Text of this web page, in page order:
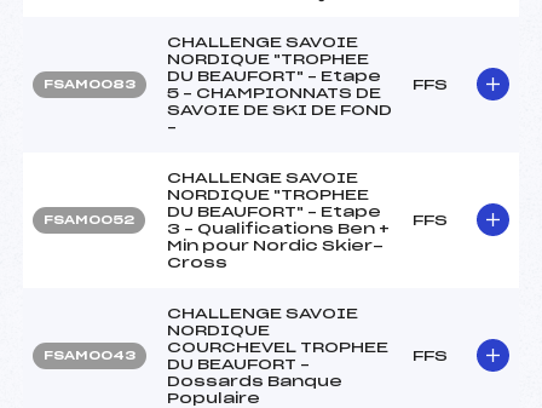
FSAM0083
CHALLENGE SAVOIE
NORDIQUE "TROPHEE
DU BEAUFORT" – Etape
5 – CHAMPIONNATS DE
SAVOIE DE SKI DE FOND
–
FFS
FSAM0052
CHALLENGE SAVOIE
NORDIQUE "TROPHEE
DU BEAUFORT" – Etape
3 – Qualifications Ben +
Min pour Nordic Skier-
Cross
FFS
FSAM0043
CHALLENGE SAVOIE
NORDIQUE
COURCHEVEL TROPHEE
DU BEAUFORT –
Dossards Banque
Populaire
FFS